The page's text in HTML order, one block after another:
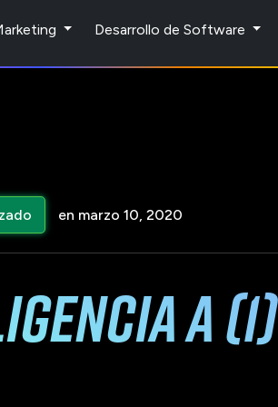
Desarrollo de Software
en marzo 10, 2020
a (1)